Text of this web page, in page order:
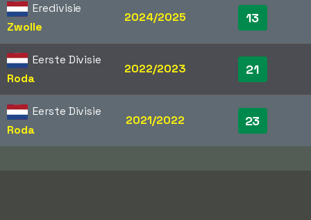
Eredivisie
Zwolle
2024/2025 13
Eerste Divisie
Roda
2022/2023 21
Eerste Divisie
Roda
2021/2022 23